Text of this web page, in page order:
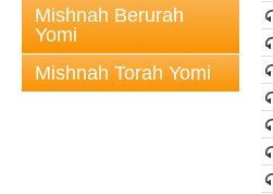
Mishnah Berurah
Yomi
Mishnah Torah Yomi